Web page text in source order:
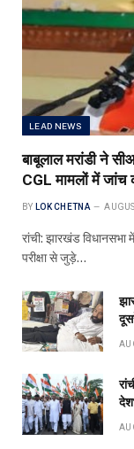
LEAD NEWS
बाबूलाल मरांडी ने
CGL मामलों में जांच
BY LOK CHETNA
रांची: झारखंड विधानसभा
परीक्षा से जुड़े…